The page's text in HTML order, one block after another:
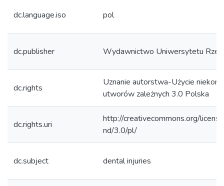
dc.language.iso pol
dc.publisher Wydawnictwo Uniwersytetu
dc.rights
Uznanie autorstwa-Użycie
utworów zależnych 3.0 Polska
dc.rights.uri
http://creativecommons.org/
nd/3.0/pl/
dc.subject dental injuries